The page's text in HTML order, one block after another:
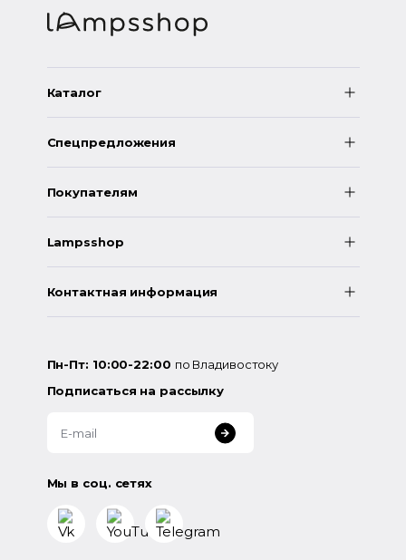
Каталог
Спецпредложения
Покупателям
Lampsshop
Контактная информация
Пн-Пт: 10:00-22:00 по Владивостоку
Подписаться на рассылку
Мы в соц. сетях